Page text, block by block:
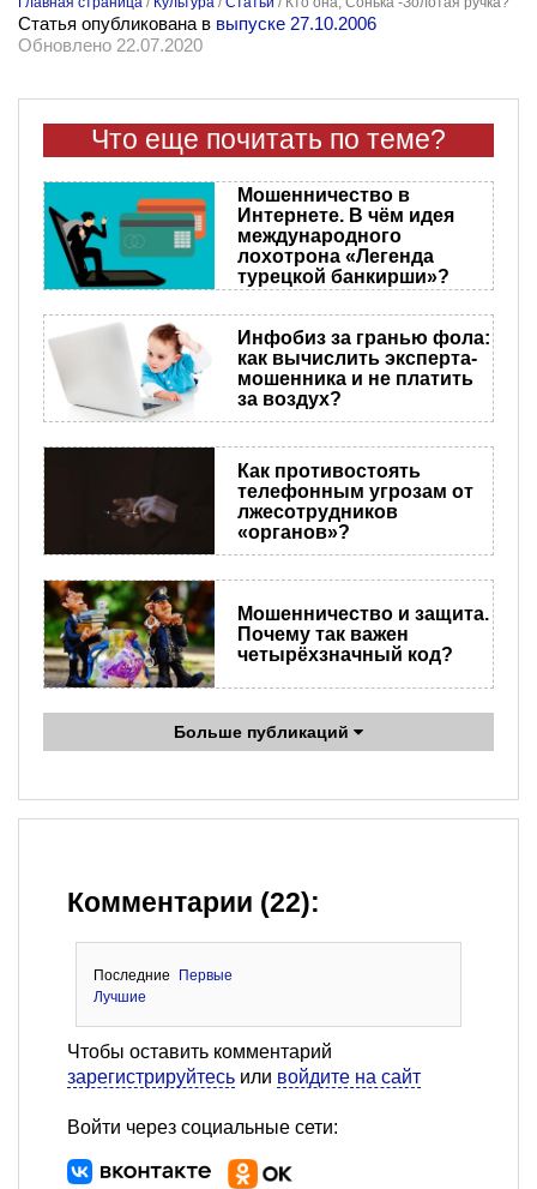
Статья опубликована в выпуске 27.10.2006
Обновлено 22.07.2020
Что еще почитать по теме?
Мошенничество в
Интернете. В чём идея
международного
лохотрона «Легенда
турецкой банкирши»?
Инфобиз за гранью фола:
как вычислить эксперта-
мошенника и не платить
за воздух?
Как противостоять
телефонным угрозам от
лжесотрудников
«органов»?
Мошенничество и защита.
Почему так важен
четырёхзначный код?
Больше публикаций
Комментарии (22):
Последние
Первые
Лучшие
Чтобы оставить комментарий
зарегистрируйтесь или войдите на сайт
Войти через социальные сети: